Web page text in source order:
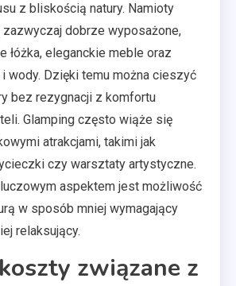
z bliskością natury. Namioty
dobrze wyposażone,
łóżka, eleganckie meble oraz
wody. Dzięki temu można cieszyć
bez rezygnacji z komfortu
Glamping często wiąże się
atrakcjami, takimi jak
czy warsztaty artystyczne.
aspektem jest możliwość
w sposób mniej wymagający
relaksujący.
związane z